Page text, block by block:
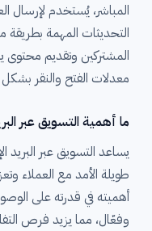
المباشر، يُستخدم لإرسال
التحديثات المهمة
المشتركين وتقديم
معدلات الفتح والنقر بشكل
ما أهمية التسويق عبر
يساعد التسويق عبر البريد
طويلة الأمد مع العملاء
أهميته في قدرته على
وفعّال، مما يزيد فرص